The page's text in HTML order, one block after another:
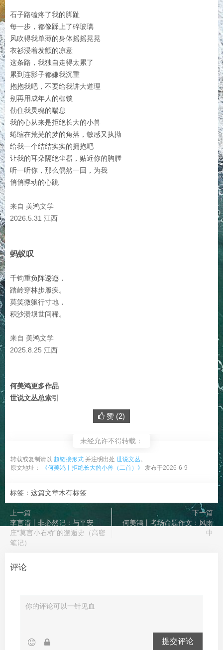
石子路磕疼了我的脚趾
每一步，都像踩上了碎玻璃
风吹得我单薄的身体摇摇晃晃
衣衫浸着发颤的凉意
这条路，我独自走得太累了
累到连影子都嫌我沉重
抱抱我吧，不要给我讲大道理
别再用成年人的枷锁
勒住我灵魂的喘息
我的心从来是拒绝长大的小兽
蜷缩在荒芜的梦的角落，敏感又执拗
给我一个结结实实的拥抱吧
让我的耳朵隔绝尘嚣，贴近你的胸膛
听一听你，那么偶然一回，为我
悄悄悸动的心跳
来自 美鸿文学
2026.5.31 江西
蚂蚁叹
千钧重负阵逶迤，
踏岭穿林步履疾。
莫笑微躯行寸地，
积沙溃坝世间稀。
来自 美鸿文学
2025.8.25 江西
何美鸿更多作品
世说文丛总索引
赞 (2)
未经允许不得转载：
转载或复制请以 超链接形式 并注明出处 世说文丛。
原文地址：
《何美鸿丨拒绝长大的小兽（二首）》 发布于2026-6-9
标签：这篇文章木有标签
上一篇
李言谙丨非必然记：与平安
庄“莫言小石桥”的邂逅史（高密
笔记）
下一篇
何美鸿丨考场命题作文：风雨
中
评论
提交评论